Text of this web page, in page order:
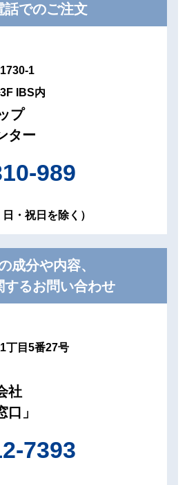
話でのご注文
1
IBS内
プ
ター
989
・祝日を除く）
成分や内容、
するお問い合わせ
丁目5番27号
社
口」
7393